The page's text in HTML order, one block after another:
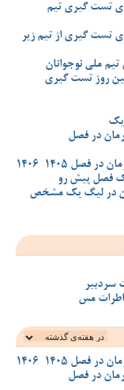
تست گیری تیم
تست گیری از تیم زیر
ملی نوجوانان
روز تست گیری
یک
در فصل
1405-1406
فصل پیش رو
در لیگ یک مشخص
سردبیر
1405-1406
در فصل